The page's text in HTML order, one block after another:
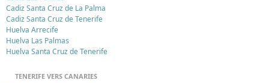
Cadiz Santa Cruz de La Palma
Cadiz Santa Cruz de Tenerife
Huelva Arrecife
Huelva Las Palmas
Huelva Santa Cruz de Tenerife
TENERIFE VERS CANARIES